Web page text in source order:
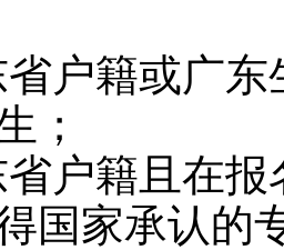
省户籍或广
；
省户籍且在
国家承认的